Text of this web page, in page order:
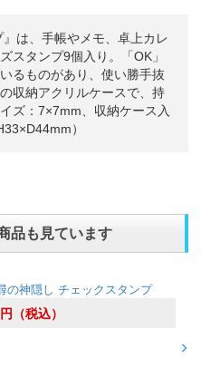
』は、手帳やメモ、卓上カレ
スタンプ9個入り。「OK」
るものがあり、使い勝手抜
収納アクリルケースで、持
ズ：7×7mm、収納ケース入
）
品も見ています
の神隠し チェックスタンプ
円 （税込）